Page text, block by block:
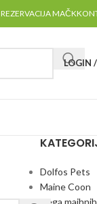
REZERVACIJA MAČK
LOGIN
Dolfos Pets
Maine Coon
Nega